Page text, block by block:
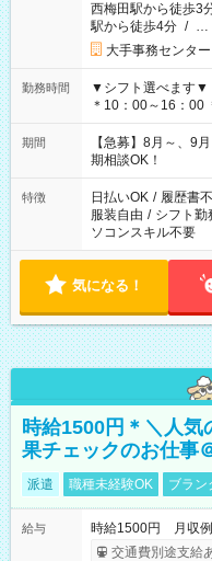
西梅田駅から徒歩3
駅から徒歩4分 / …
大手事務センター
勤務時間
▼シフト選べます▼
＊10：00～16：00
11：00～19：00
期間
【急募】8月～、
期相談OK！
特徴 日払いOK / 履歴書
服装自由 / シフト勤
ソコンスキル不要
気になる！
時給1500円＊＼人気
果チェックのお仕事
派遣 職種未経験OK ブラン
給与
時給1500円 月収
交通費別途支給